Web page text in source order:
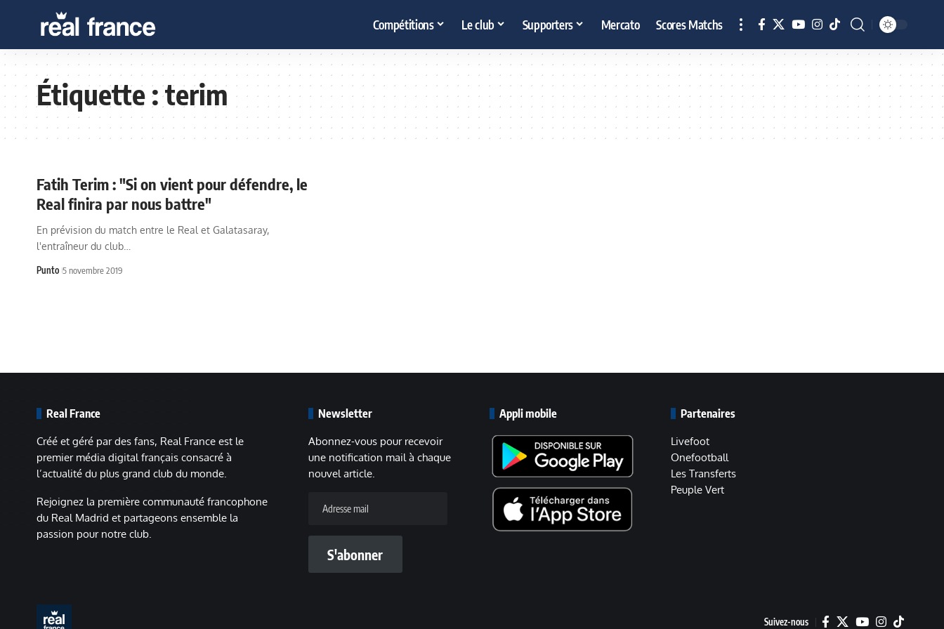
Compétitions Le club Supporters Mercato Scores Matchs
Étiquette :terim
Fatih Terim : "Si on vient pour défendre, le
Real finira par nous battre"
En prévision du match entre le Real et Galatasaray,
l'entraîneur du club…
Punto 5 novembre 2019
Real France
Créé et géré par des fans, Real France est le
premier média digital français consacré à
l’actualité du plus grand club du monde.
Rejoignez la première communauté francophone
du Real Madrid et partageons ensemble la
passion pour notre club.
Newsletter
Abonnez-vous pour recevoir
une notification mail à chaque
nouvel article.
mail
S'abonner
Appli mobile Partenaires
Livefoot
Onefootball
Les Transferts
Peuple Vert
Suivez-nous